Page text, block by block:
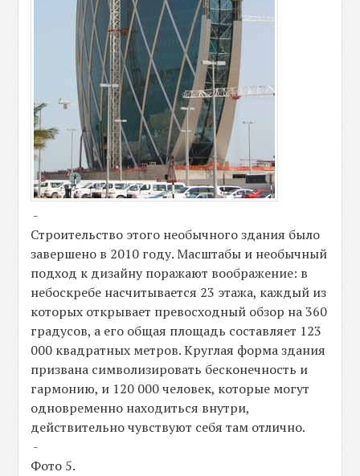
-
Строительство этого необычного здания было
завершено в 2010 году. Масштабы и необычный
подход к дизайну поражают воображение: в
небоскребе насчитывается 23 этажа, каждый из
которых открывает превосходный обзор на 360
градусов, а его общая площадь составляет 123
000 квадратных метров. Круглая форма здания
призвана символизировать бесконечность и
гармонию, и 120 000 человек, которые могут
одновременно находиться внутри,
действительно чувствуют себя там отлично.
-
Фото 5.